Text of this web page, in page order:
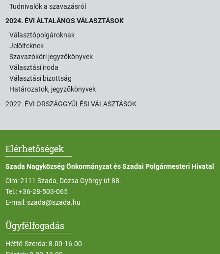
Tudnivalók a szavazásról
2024. ÉVI ÁLTALÁNOS VÁLASZTÁSOK
Választópolgároknak
Jelölteknek
Szavazóköri jegyzőkönyvek
Választási iroda
Választási bizottság
Határozatok, jegyzőkönyvek
2022. ÉVI ORSZÁGGYŰLÉSI VÁLASZTÁSOK
Elérhetőségek
Szada Nagyközség Önkormányzat és Szadai Polgármesteri Hivatal
Cím: 2111 Szada, Dózsa György út 88.
Tel.:+36-28-503-065
E-mail:szada@szada.hu
Ügyfélfogadás
Hétfő-Szerda: 8.00-16.00